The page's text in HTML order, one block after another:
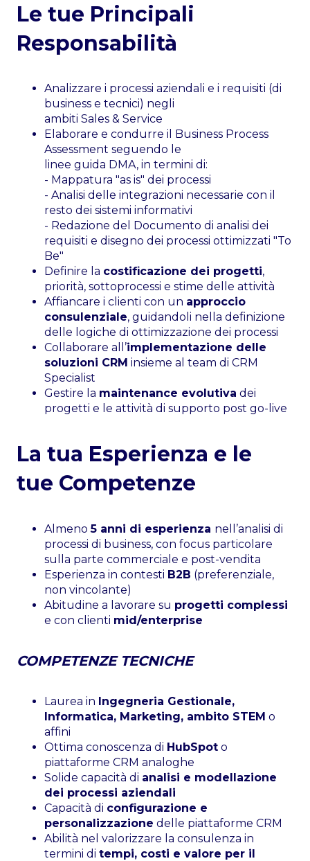
Le tue Principali
Responsabilità
Analizzare i processi aziendali e i requisiti (di
business e tecnici) negli
ambiti Sales & Service
Elaborare e condurre il Business Process
Assessment seguendo le
linee guida DMA, in termini di:
- Mappatura "as is" dei processi
- Analisi delle integrazioni necessarie con il
resto dei sistemi informativi
- Redazione del Documento di analisi dei
requisiti e disegno dei processi ottimizzati "To
Be"
Definire la costificazione dei progetti,
priorità, sottoprocessi e stime delle attività
Affiancare i clienti con un approccio
consulenziale, guidandoli nella definizione
delle logiche di ottimizzazione dei processi
Collaborare all’implementazione delle
soluzioni CRM insieme al team di CRM
Specialist
Gestire la maintenance evolutiva dei
progetti e le attività di supporto post go-live
La tua Esperienza e le
tue Competenze
Almeno5 anni di esperienza nell’analisi di
processi di business, con focus particolare
sulla parte commerciale e post-vendita
Esperienza in contesti B2B (preferenziale,
non vincolante)
Abitudine a lavorare su progetti complessi
e con clienti mid/enterprise
COMPETENZE TECNICHE
Laurea in Ingegneria Gestionale,
Informatica, Marketing, ambito STEM o
affini
Ottima conoscenza di HubSpot o
piattaforme CRM analoghe
Solide capacità di analisi e modellazione
dei processi aziendali
Capacità di configurazione e
personalizzazione delle piattaforme CRM
Abilità nel valorizzare la consulenza in
termini di tempi, costi e valore per il